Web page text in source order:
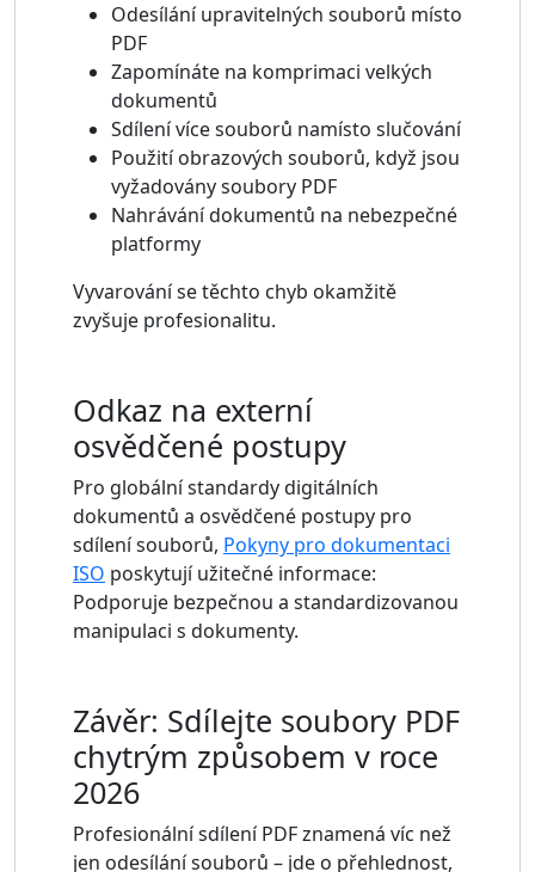
Odesílání upravitelných souborů místo
PDF
Zapomínáte na komprimaci velkých
dokumentů
Sdílení více souborů namísto slučování
Použití obrazových souborů, když jsou
vyžadovány soubory PDF
Nahrávání dokumentů na nebezpečné
platformy
Vyvarování se těchto chyb okamžitě
zvyšuje profesionalitu.
Odkaz na externí
osvědčené postupy
Pro globální standardy digitálních
dokumentů a osvědčené postupy pro
sdílení souborů, Pokyny pro dokumentaci
ISO poskytují užitečné informace:
Podporuje bezpečnou a standardizovanou
manipulaci s dokumenty.
Závěr: Sdílejte soubory PDF
chytrým způsobem v roce
2026
Profesionální sdílení PDF znamená víc než
jen odesílání souborů – jde o přehlednost,